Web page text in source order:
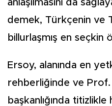
anlaşılmasını da
demek, Türkçenin ve
billurlaşmış en
Ersoy, alanında en
rehberliğinde ve
başkanlığında titizlikle